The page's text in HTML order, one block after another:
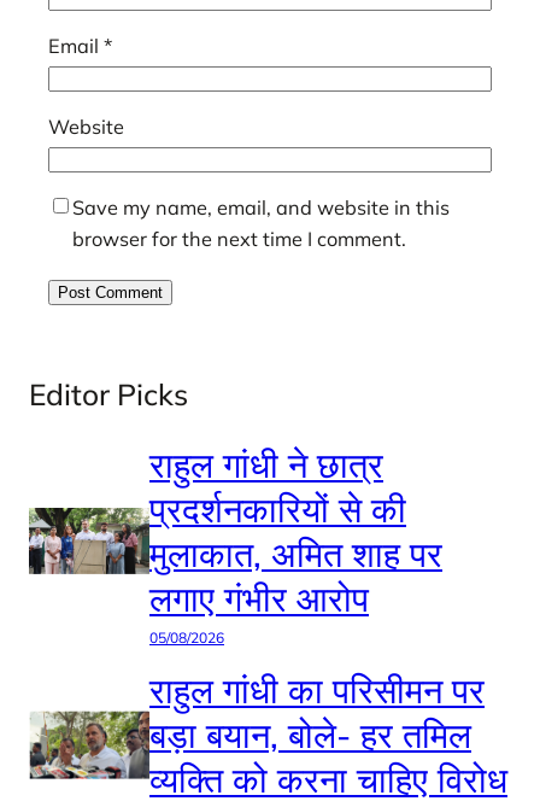
Email *
Website
Save my name, email, and website in this
browser for the next time I comment.
Editor Picks
राहुल गांधी ने छात्र
प्रदर्शनकारियों से की
मुलाकात, अमित शाह पर
लगाए गंभीर आरोप
05/08/2026
राहुल गांधी का परिसीमन पर
बड़ा बयान, बोले- हर तमिल
व्यक्ति को करना चाहिए विरोध